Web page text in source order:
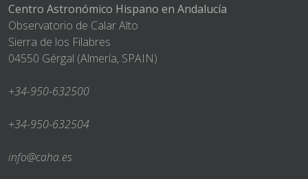
Centro Astronómico Hispano en Andalucía
Observatorio de Calar Alto
Sierra de los Filabres
04550 Gérgal (Almería, SPAIN)
+34-950-632500
+34-950-632504
info@caha.es